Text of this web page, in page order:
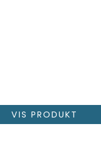
VIS PRODUKT